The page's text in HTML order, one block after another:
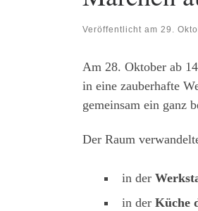
Veröffentlicht am 29.
Am 28. Oktober ab
in eine zauberhafte
gemeinsam ein ganz
Der Raum
in der
in der Küche